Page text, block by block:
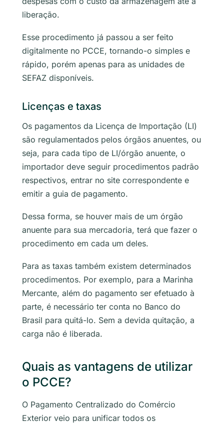
liberação.
Esse procedimento já passou a ser feito
digitalmente no PCCE, tornando-o simples e
rápido, porém apenas para as unidades de
SEFAZ disponíveis.
Licenças e taxas
Os pagamentos da Licença de Importação (LI)
são regulamentados pelos órgãos anuentes, ou
seja, para cada tipo de LI/órgão anuente, o
importador deve seguir procedimentos padrão
respectivos, entrar no site correspondente e
emitir a guia de pagamento.
Dessa forma, se houver mais de um órgão
anuente para sua mercadoria, terá que fazer o
procedimento em cada um deles.
Para as taxas também existem determinados
procedimentos. Por exemplo, para a Marinha
Mercante, além do pagamento ser efetuado à
parte, é necessário ter conta no Banco do
Brasil para quitá-lo. Sem a devida quitação, a
carga não é liberada.
Quais as vantagens de utilizar
o PCCE?
O Pagamento Centralizado do Comércio
Exterior veio para unificar todos os